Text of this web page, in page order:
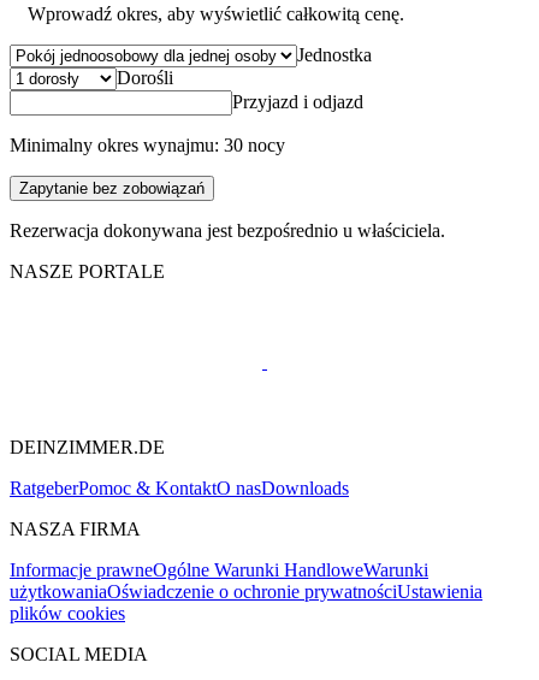
Wprowadź okres, aby wyświetlić całkowitą cenę.
Jednostka
Dorośli
Przyjazd i odjazd
Minimalny okres wynajmu: 30 nocy
Zapytanie bez zobowiązań
Rezerwacja dokonywana jest bezpośrednio u właściciela.
NASZE PORTALE
DEINZIMMER.DE
RatgeberPomoc & KontaktO nasDownloads
NASZA FIRMA
Informacje prawneOgólne Warunki HandloweWarunki
użytkowaniaOświadczenie o ochronie prywatnościUstawienia
plików cookies
SOCIAL MEDIA